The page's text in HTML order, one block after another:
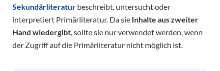
Sekundärliteratur beschreibt, untersucht oder
interpretiert Primärliteratur. Da sie Inhalte aus zweiter
Hand wiedergibt, sollte sie nur verwendet werden, wenn
der Zugriff auf die Primärliteratur nicht möglich ist.